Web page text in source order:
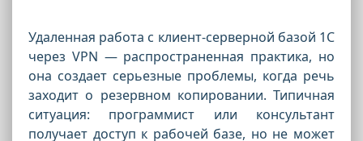
Удаленная работа с клиент-серверной базой 1С
через VPN — распространенная практика, но
она создает серьезные проблемы, когда речь
заходит о резервном копировании. Типичная
ситуация: программист или консультант
получает доступ к рабочей базе, но не может